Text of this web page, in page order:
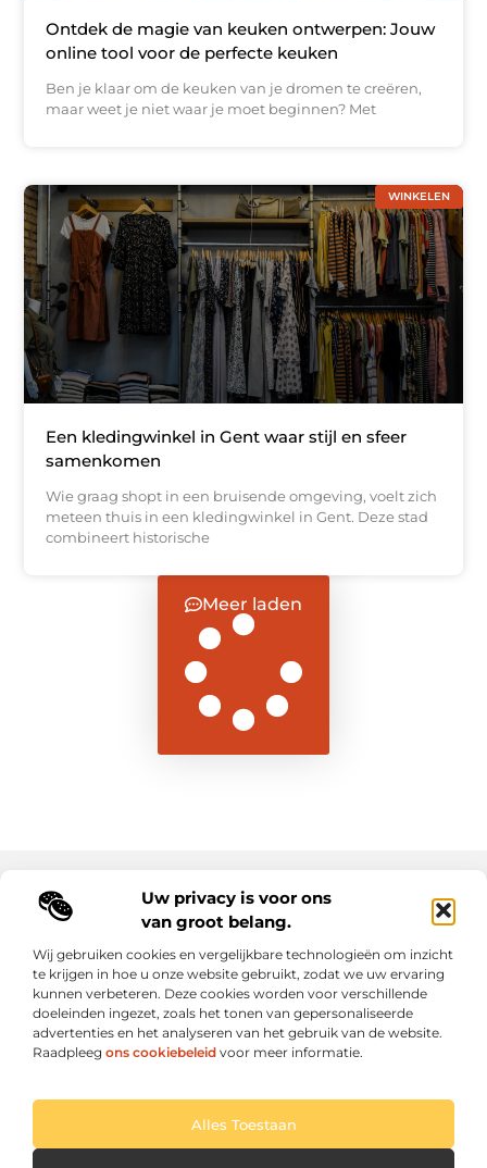
Uw privacy is voor ons
van groot belang.
Wij gebruiken cookies en vergelijkbare technologieën om inzicht
te krijgen in hoe u onze website gebruikt, zodat we uw ervaring
kunnen verbeteren. Deze cookies worden voor verschillende
doeleinden ingezet, zoals het tonen van gepersonaliseerde
advertenties en het analyseren van het gebruik van de website.
Raadpleeg ons cookiebeleid voor meer informatie.
Alles Toestaan
Ontdek de magie van keuken ontwerpen: Jouw
online tool voor de perfecte keuken
Ben je klaar om de keuken van je dromen te creëren,
maar weet je niet waar je moet beginnen? Met
WINKELEN
Een kledingwinkel in Gent waar stijl en sfeer
samenkomen
Wie graag shopt in een bruisende omgeving, voelt zich
meteen thuis in een kledingwinkel in Gent. Deze stad
combineert historische
Meer laden
Main Links
Elke dag een sprankel inspiratie op letroumaulin.be
Praktisch, persoonlijk en positief.